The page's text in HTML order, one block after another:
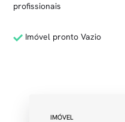
profissionais
Imóvel pronto Vazio
IMÓVEL